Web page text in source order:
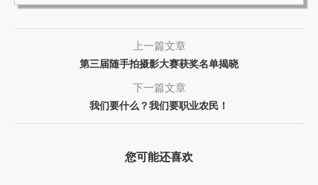
上一篇文章
第三届随手拍摄影大赛获奖名单揭晓
下一篇文章
我们要什么？我们要职业农民！
您可能还喜欢